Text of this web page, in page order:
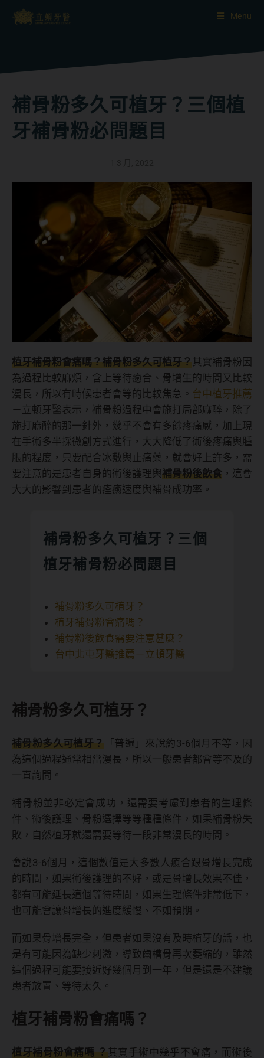
Menu
補骨粉多久可植牙？三個植
牙補骨粉必問題目
植牙補骨粉會痛嗎？補骨粉多久可植牙？其實補骨粉因
為過程比較麻煩，含上等待癒合、骨增生的時間又比較
漫長，所以有時候患者會等的比較焦急。 台中植牙推薦
－立頓牙醫表示，補骨粉過程中會施打局部麻醉，除了
施打麻醉的那一針外，幾乎不會有多餘疼痛感，加上現
在手術多半採微創方式進行，大大降低了術後疼痛與腫
脹的程度，只要配合冰敷與止痛藥，就會好上許多，需
要注意的是患者自身的術後護理與補骨粉後飲食 ，這會
大大的影響到患者的痊癒速度與補骨成功率。
補骨粉多久可植牙？三個
植牙補骨粉必問題目
補骨粉多久可植牙？
植牙補骨粉會痛嗎？
補骨粉後飲食需要注意甚麼？
台中北屯牙醫推薦－立頓牙醫
補骨粉多久可植牙？
補骨粉多久可植牙？「普遍」來說約3-6個月不等，因
為這個過程通常相當漫長，所以一般患者都會等不及的
一直詢問。
補骨粉並非必定會成功，還需要考慮到患者的生理條
件、術後護理、骨粉選擇等等種種條件，如果補骨粉失
敗，自然植牙就還需要等待一段非常漫長的時間。
會說3-6個月，這個數值是大多數人癒合跟骨增長完成
的時間，如果術後護理的不好，或是骨增長效果不佳，
都有可能延長這個等待時間，如果生理條件非常低下，
也可能會讓骨增長的進度緩慢、不如預期。
而如果骨增長完全，但患者如果沒有及時植牙的話，也
是有可能因為缺少刺激，導致齒槽骨再次萎縮的，雖然
這個過程可能要接近好幾個月到一年，但是還是不建議
患者放置、等待太久。
植牙補骨粉會痛嗎？
植牙補骨粉會痛嗎 ？其實手術中幾乎不會痛，而術後